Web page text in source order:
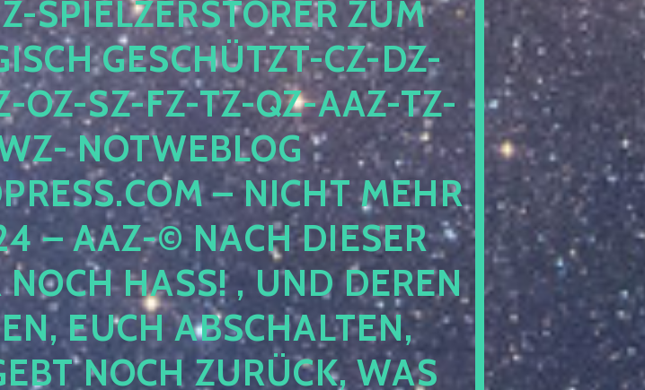
ZUM S
GESCHÜTZT-CZ-DZ-ZZ
SZ-FZ-TZ-QZ-AAZ-TZ-HZ
NOTWEBLOG PE
– NICHT MEHR BE
AAZ-© NACH DIESER NA
HASS! , UND DEREN KI
EUCH ABSCHALTEN, EH
NOCH ZURÜCK, WAS AU